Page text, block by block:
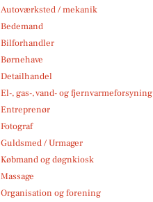
Autoværksted / mekanik
Bedemand
Bilforhandler
Børnehave
Detailhandel
El-, gas-, vand- og fjernvarmeforsyning
Entreprenør
Fotograf
Guldsmed / Urmager
Købmand og døgnkiosk
Massage
Organisation og forening